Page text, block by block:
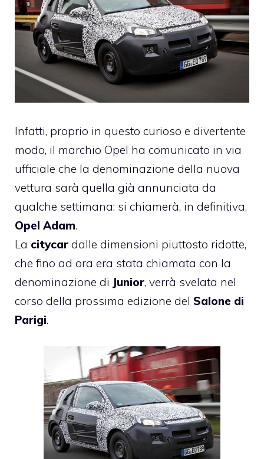
Infatti, proprio in questo curioso e divertente
modo, il marchio Opel ha comunicato in via
ufficiale che la denominazione della nuova
vettura sarà quella già annunciata da
qualche settimana: si chiamerà, in definitiva,
Opel Adam.
La citycar dalle dimensioni piuttosto ridotte,
che fino ad ora era stata chiamata con la
denominazione di Junior, verrà svelata nel
corso della prossima edizione del Salone di
Parigi.